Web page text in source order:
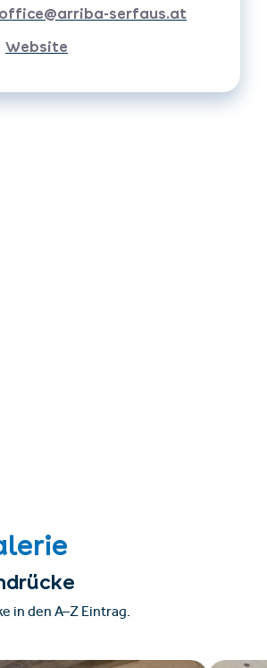
office@arriba-serfaus.at
Website
in den A–Z Eintrag.